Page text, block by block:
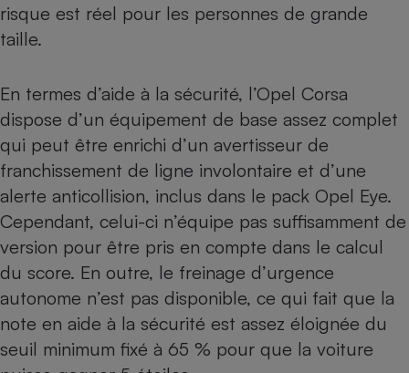
risque est réel pour les personnes de grande
taille.
En termes d’aide à la sécurité, l’Opel Corsa
dispose d’un équipement de base assez complet
qui peut être enrichi d’un avertisseur de
franchissement de ligne involontaire et d’une
alerte anticollision, inclus dans le pack Opel Eye.
Cependant, celui-ci n’équipe pas suffisamment de
version pour être pris en compte dans le calcul
du score. En outre, le freinage d’urgence
autonome n’est pas disponible, ce qui fait que la
note en aide à la sécurité est assez éloignée du
seuil minimum fixé à 65 % pour que la voiture